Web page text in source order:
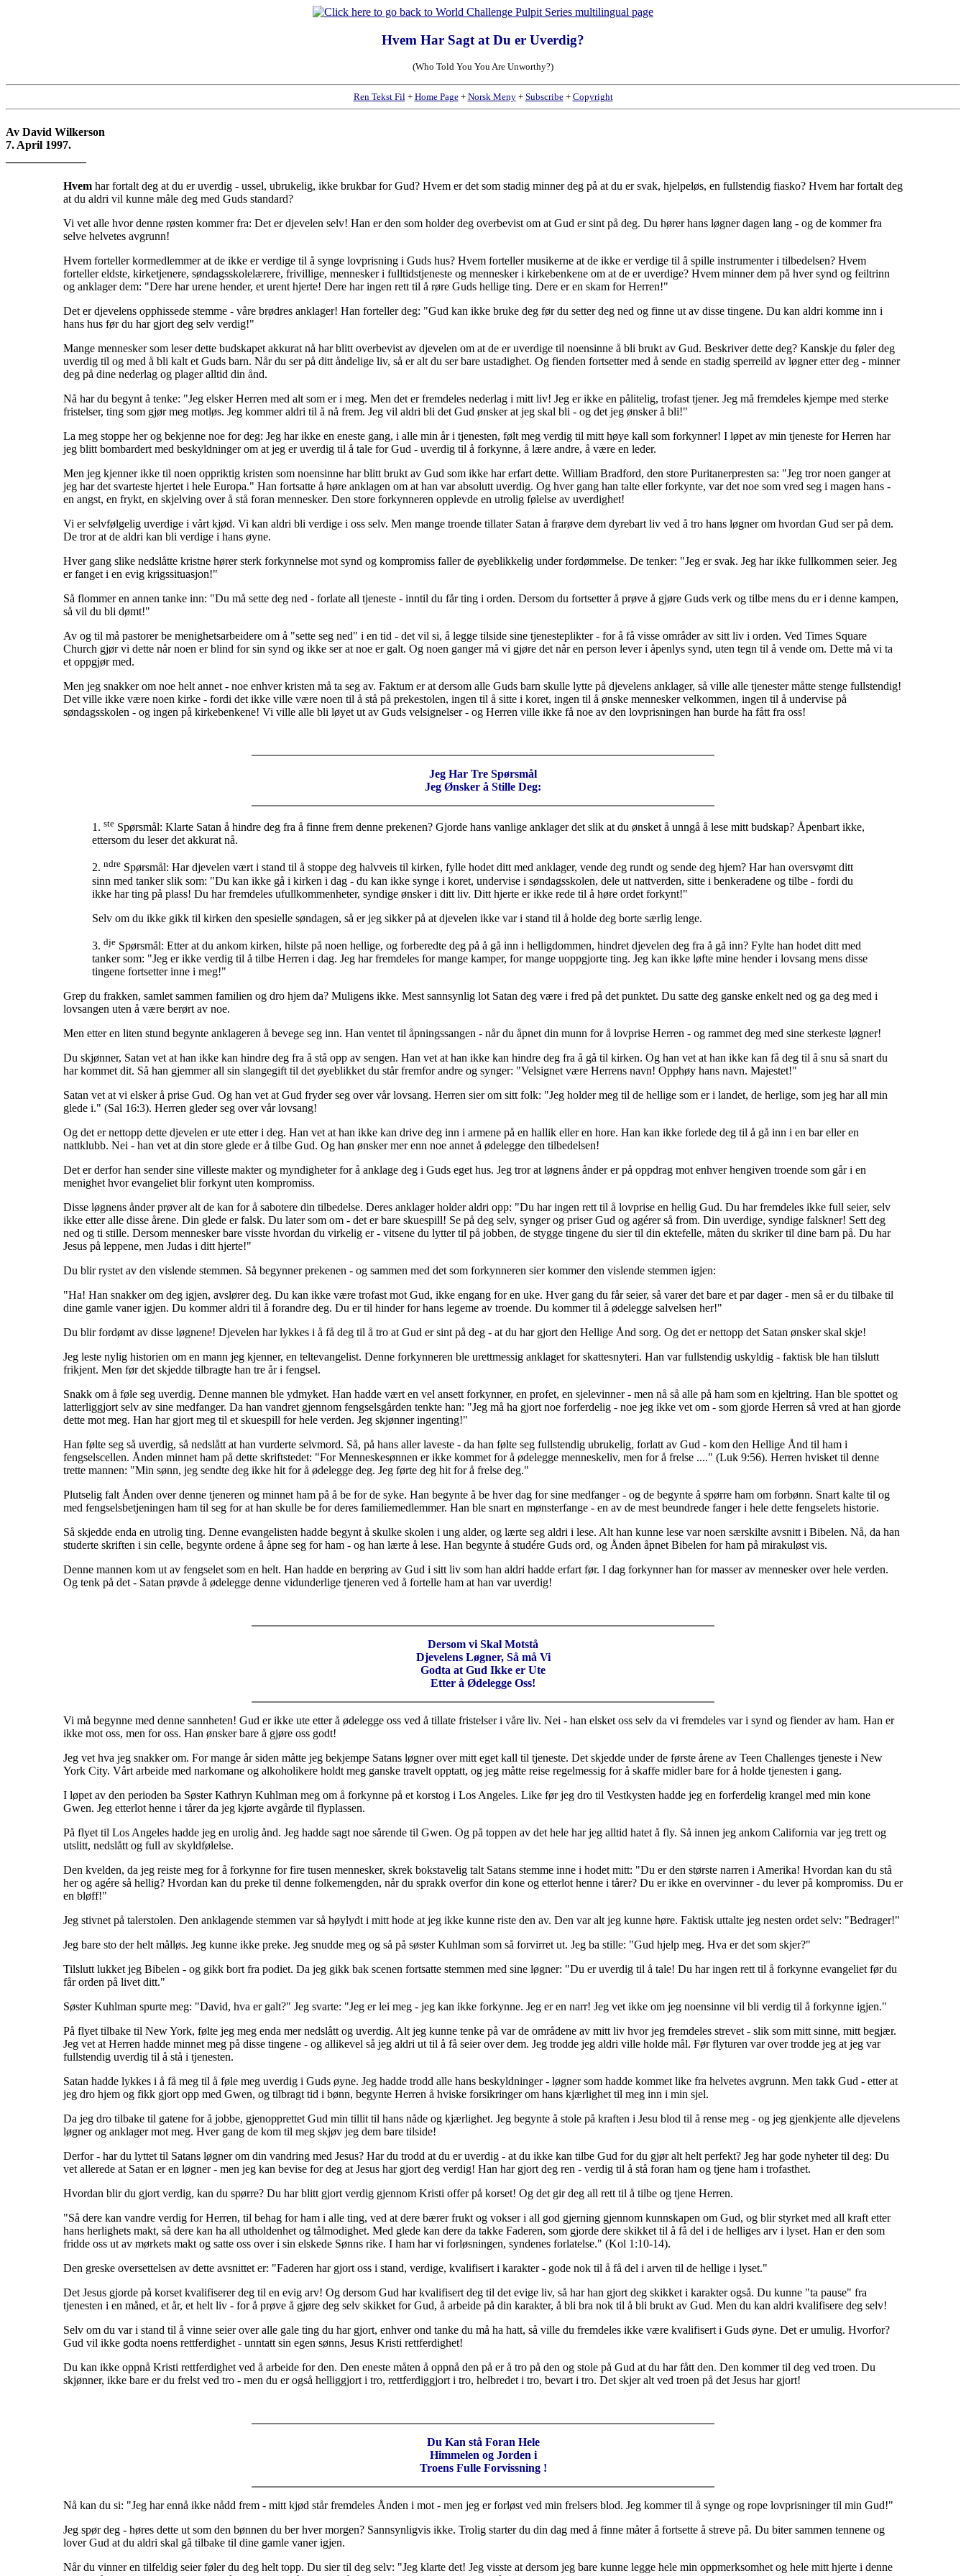
Hvem Har Sagt at Du er Uverdig?
(Who Told You You Are Unworthy?)
Ren Tekst Fil+ Home Page+ Norsk Meny+ Subscribe+ Copyright
Av David Wilkerson
7. April 1997.
Hvem har fortalt deg at du er uverdig - ussel, ubrukelig, ikke brukbar for Gud? Hvem er det som stadig minner deg på at du er svak, hjelpeløs, en fullstendig fiasko? Hvem har fortalt deg
at du aldri vil kunne måle deg med Guds standard?
Vi vet alle hvor denne røsten kommer fra: Det er djevelen selv! Han er den som holder deg overbevist om at Gud er sint på deg. Du hører hans løgner dagen lang - og de kommer fra
selve helvetes avgrunn!
Hvem forteller kormedlemmer at de ikke er verdige til å synge lovprisning i Guds hus? Hvem forteller musikerne at de ikke er verdige til å spille instrumenter i tilbedelsen? Hvem
forteller eldste, kirketjenere, søndagsskolelærere, frivillige, mennesker i fulltidstjeneste og mennesker i kirkebenkene om at de er uverdige? Hvem minner dem på hver synd og feiltrinn
og anklager dem: "Dere har urene hender, et urent hjerte! Dere har ingen rett til å røre Guds hellige ting. Dere er en skam for Herren!"
Det er djevelens opphissede stemme - våre brødres anklager! Han forteller deg: "Gud kan ikke bruke deg før du setter deg ned og finne ut av disse tingene. Du kan aldri komme inn i
hans hus før du har gjort deg selv verdig!"
Mange mennesker som leser dette budskapet akkurat nå har blitt overbevist av djevelen om at de er uverdige til noensinne å bli brukt av Gud. Beskriver dette deg? Kanskje du føler deg
uverdig til og med å bli kalt et Guds barn. Når du ser på ditt åndelige liv, så er alt du ser bare ustadighet. Og fienden fortsetter med å sende en stadig sperreild av løgner etter deg - minner
deg på dine nederlag og plager alltid din ånd.
Nå har du begynt å tenke: "Jeg elsker Herren med alt som er i meg. Men det er fremdeles nederlag i mitt liv! Jeg er ikke en pålitelig, trofast tjener. Jeg må fremdeles kjempe med sterke
fristelser, ting som gjør meg motløs. Jeg kommer aldri til å nå frem. Jeg vil aldri bli det Gud ønsker at jeg skal bli - og det jeg ønsker å bli!"
La meg stoppe her og bekjenne noe for deg: Jeg har ikke en eneste gang, i alle min år i tjenesten, følt meg verdig til mitt høye kall som forkynner! I løpet av min tjeneste for Herren har
jeg blitt bombardert med beskyldninger om at jeg er uverdig til å tale for Gud - uverdig til å forkynne, å lære andre, å være en leder.
Men jeg kjenner ikke til noen oppriktig kristen som noensinne har blitt brukt av Gud som ikke har erfart dette. William Bradford, den store Puritanerpresten sa: "Jeg tror noen ganger at
jeg har det svarteste hjertet i hele Europa." Han fortsatte å høre anklagen om at han var absolutt uverdig. Og hver gang han talte eller forkynte, var det noe som vred seg i magen hans -
en angst, en frykt, en skjelving over å stå foran mennesker. Den store forkynneren opplevde en utrolig følelse av uverdighet!
Vi er selvfølgelig uverdige i vårt kjød. Vi kan aldri bli verdige i oss selv. Men mange troende tillater Satan å frarøve dem dyrebart liv ved å tro hans løgner om hvordan Gud ser på dem.
De tror at de aldri kan bli verdige i hans øyne.
Hver gang slike nedslåtte kristne hører sterk forkynnelse mot synd og kompromiss faller de øyeblikkelig under fordømmelse. De tenker: "Jeg er svak. Jeg har ikke fullkommen seier. Jeg
er fanget i en evig krigssituasjon!"
Så flommer en annen tanke inn: "Du må sette deg ned - forlate all tjeneste - inntil du får ting i orden. Dersom du fortsetter å prøve å gjøre Guds verk og tilbe mens du er i denne kampen,
så vil du bli dømt!"
Av og til må pastorer be menighetsarbeidere om å "sette seg ned" i en tid - det vil si, å legge tilside sine tjenesteplikter - for å få visse områder av sitt liv i orden. Ved Times Square
Church gjør vi dette når noen er blind for sin synd og ikke ser at noe er galt. Og noen ganger må vi gjøre det når en person lever i åpenlys synd, uten tegn til å vende om. Dette må vi ta
et oppgjør med.
Men jeg snakker om noe helt annet - noe enhver kristen må ta seg av. Faktum er at dersom alle Guds barn skulle lytte på djevelens anklager, så ville alle tjenester måtte stenge fullstendig!
Det ville ikke være noen kirke - fordi det ikke ville være noen til å stå på prekestolen, ingen til å sitte i koret, ingen til å ønske mennesker velkommen, ingen til å undervise på
søndagsskolen - og ingen på kirkebenkene! Vi ville alle bli løyet ut av Guds velsignelser - og Herren ville ikke få noe av den lovprisningen han burde ha fått fra oss!
Jeg Har Tre Spørsmål
Jeg Ønsker å Stille Deg:
1. ste Spørsmål: Klarte Satan å hindre deg fra å finne frem denne prekenen? Gjorde hans vanlige anklager det slik at du ønsket å unngå å lese mitt budskap? Åpenbart ikke,
ettersom du leser det akkurat nå.
2. ndre Spørsmål: Har djevelen vært i stand til å stoppe deg halvveis til kirken, fylle hodet ditt med anklager, vende deg rundt og sende deg hjem? Har han oversvømt ditt
sinn med tanker slik som: "Du kan ikke gå i kirken i dag - du kan ikke synge i koret, undervise i søndagsskolen, dele ut nattverden, sitte i benkeradene og tilbe - fordi du
ikke har ting på plass! Du har fremdeles ufullkommenheter, syndige ønsker i ditt liv. Ditt hjerte er ikke rede til å høre ordet forkynt!"
Selv om du ikke gikk til kirken den spesielle søndagen, så er jeg sikker på at djevelen ikke var i stand til å holde deg borte særlig lenge.
3. dje Spørsmål: Etter at du ankom kirken, hilste på noen hellige, og forberedte deg på å gå inn i helligdommen, hindret djevelen deg fra å gå inn? Fylte han hodet ditt med
tanker som: "Jeg er ikke verdig til å tilbe Herren i dag. Jeg har fremdeles for mange kamper, for mange uoppgjorte ting. Jeg kan ikke løfte mine hender i lovsang mens disse
tingene fortsetter inne i meg!"
Grep du frakken, samlet sammen familien og dro hjem da? Muligens ikke. Mest sannsynlig lot Satan deg være i fred på det punktet. Du satte deg ganske enkelt ned og ga deg med i
lovsangen uten å være berørt av noe.
Men etter en liten stund begynte anklageren å bevege seg inn. Han ventet til åpningssangen - når du åpnet din munn for å lovprise Herren - og rammet deg med sine sterkeste løgner!
Du skjønner, Satan vet at han ikke kan hindre deg fra å stå opp av sengen. Han vet at han ikke kan hindre deg fra å gå til kirken. Og han vet at han ikke kan få deg til å snu så snart du
har kommet dit. Så han gjemmer all sin slangegift til det øyeblikket du står fremfor andre og synger: "Velsignet være Herrens navn! Opphøy hans navn. Majestet!"
Satan vet at vi elsker å prise Gud. Og han vet at Gud fryder seg over vår lovsang. Herren sier om sitt folk: "Jeg holder meg til de hellige som er i landet, de herlige, som jeg har all min
glede i." (Sal 16:3). Herren gleder seg over vår lovsang!
Og det er nettopp dette djevelen er ute etter i deg. Han vet at han ikke kan drive deg inn i armene på en hallik eller en hore. Han kan ikke forlede deg til å gå inn i en bar eller en
nattklubb. Nei - han vet at din store glede er å tilbe Gud. Og han ønsker mer enn noe annet å ødelegge den tilbedelsen!
Det er derfor han sender sine villeste makter og myndigheter for å anklage deg i Guds eget hus. Jeg tror at løgnens ånder er på oppdrag mot enhver hengiven troende som går i en
menighet hvor evangeliet blir forkynt uten kompromiss.
Disse løgnens ånder prøver alt de kan for å sabotere din tilbedelse. Deres anklager holder aldri opp: "Du har ingen rett til å lovprise en hellig Gud. Du har fremdeles ikke full seier, selv
ikke etter alle disse årene. Din glede er falsk. Du later som om - det er bare skuespill! Se på deg selv, synger og priser Gud og agérer så from. Din uverdige, syndige falskner! Sett deg
ned og ti stille. Dersom mennesker bare visste hvordan du virkelig er - vitsene du lytter til på jobben, de stygge tingene du sier til din ektefelle, måten du skriker til dine barn på. Du har
Jesus på leppene, men Judas i ditt hjerte!"
Du blir rystet av den vislende stemmen. Så begynner prekenen - og sammen med det som forkynneren sier kommer den vislende stemmen igjen:
"Ha! Han snakker om deg igjen, avslører deg. Du kan ikke være trofast mot Gud, ikke engang for en uke. Hver gang du får seier, så varer det bare et par dager - men så er du tilbake til
dine gamle vaner igjen. Du kommer aldri til å forandre deg. Du er til hinder for hans legeme av troende. Du kommer til å ødelegge salvelsen her!"
Du blir fordømt av disse løgnene! Djevelen har lykkes i å få deg til å tro at Gud er sint på deg - at du har gjort den Hellige Ånd sorg. Og det er nettopp det Satan ønsker skal skje!
Jeg leste nylig historien om en mann jeg kjenner, en teltevangelist. Denne forkynneren ble urettmessig anklaget for skattesnyteri. Han var fullstendig uskyldig - faktisk ble han tilslutt
frikjent. Men før det skjedde tilbragte han tre år i fengsel.
Snakk om å føle seg uverdig. Denne mannen ble ydmyket. Han hadde vært en vel ansett forkynner, en profet, en sjelevinner - men nå så alle på ham som en kjeltring. Han ble spottet og
latterliggjort selv av sine medfanger. Da han vandret gjennom fengselsgården tenkte han: "Jeg må ha gjort noe forferdelig - noe jeg ikke vet om - som gjorde Herren så vred at han gjorde
dette mot meg. Han har gjort meg til et skuespill for hele verden. Jeg skjønner ingenting!"
Han følte seg så uverdig, så nedslått at han vurderte selvmord. Så, på hans aller laveste - da han følte seg fullstendig ubrukelig, forlatt av Gud - kom den Hellige Ånd til ham i
fengselscellen. Ånden minnet ham på dette skriftstedet: "For Menneskesønnen er ikke kommet for å ødelegge menneskeliv, men for å frelse ...." (Luk 9:56). Herren hvisket til denne
trette mannen: "Min sønn, jeg sendte deg ikke hit for å ødelegge deg. Jeg førte deg hit for å frelse deg."
Plutselig falt Ånden over denne tjeneren og minnet ham på å be for de syke. Han begynte å be hver dag for sine medfanger - og de begynte å spørre ham om forbønn. Snart kalte til og
med fengselsbetjeningen ham til seg for at han skulle be for deres familiemedlemmer. Han ble snart en mønsterfange - en av de mest beundrede fanger i hele dette fengselets historie.
Så skjedde enda en utrolig ting. Denne evangelisten hadde begynt å skulke skolen i ung alder, og lærte seg aldri i lese. Alt han kunne lese var noen særskilte avsnitt i Bibelen. Nå, da han
studerte skriften i sin celle, begynte ordene å åpne seg for ham - og han lærte å lese. Han begynte å studére Guds ord, og Ånden åpnet Bibelen for ham på mirakuløst vis.
Denne mannen kom ut av fengselet som en helt. Han hadde en berøring av Gud i sitt liv som han aldri hadde erfart før. I dag forkynner han for masser av mennesker over hele verden.
Og tenk på det - Satan prøvde å ødelegge denne vidunderlige tjeneren ved å fortelle ham at han var uverdig!
Dersom vi Skal Motstå
Djevelens Løgner, Så må Vi
Godta at Gud Ikke er Ute
Etter å Ødelegge Oss!
Vi må begynne med denne sannheten! Gud er ikke ute etter å ødelegge oss ved å tillate fristelser i våre liv. Nei - han elsket oss selv da vi fremdeles var i synd og fiender av ham. Han er
ikke mot oss, men for oss. Han ønsker bare å gjøre oss godt!
Jeg vet hva jeg snakker om. For mange år siden måtte jeg bekjempe Satans løgner over mitt eget kall til tjeneste. Det skjedde under de første årene av Teen Challenges tjeneste i New
York City. Vårt arbeide med narkomane og alkoholikere holdt meg ganske travelt opptatt, og jeg måtte reise regelmessig for å skaffe midler bare for å holde tjenesten i gang.
I løpet av den perioden ba Søster Kathryn Kuhlman meg om å forkynne på et korstog i Los Angeles. Like før jeg dro til Vestkysten hadde jeg en forferdelig krangel med min kone
Gwen. Jeg etterlot henne i tårer da jeg kjørte avgårde til flyplassen.
På flyet til Los Angeles hadde jeg en urolig ånd. Jeg hadde sagt noe sårende til Gwen. Og på toppen av det hele har jeg alltid hatet å fly. Så innen jeg ankom California var jeg trett og
utslitt, nedslått og full av skyldfølelse.
Den kvelden, da jeg reiste meg for å forkynne for fire tusen mennesker, skrek bokstavelig talt Satans stemme inne i hodet mitt: "Du er den største narren i Amerika! Hvordan kan du stå
her og agére så hellig? Hvordan kan du preke til denne folkemengden, når du sprakk overfor din kone og etterlot henne i tårer? Du er ikke en overvinner - du lever på kompromiss. Du er
en bløff!"
Jeg stivnet på talerstolen. Den anklagende stemmen var så høylydt i mitt hode at jeg ikke kunne riste den av. Den var alt jeg kunne høre. Faktisk uttalte jeg nesten ordet selv: "Bedrager!"
Jeg bare sto der helt målløs. Jeg kunne ikke preke. Jeg snudde meg og så på søster Kuhlman som så forvirret ut. Jeg ba stille: "Gud hjelp meg. Hva er det som skjer?"
Tilslutt lukket jeg Bibelen - og gikk bort fra podiet. Da jeg gikk bak scenen fortsatte stemmen med sine løgner: "Du er uverdig til å tale! Du har ingen rett til å forkynne evangeliet før du
får orden på livet ditt."
Søster Kuhlman spurte meg: "David, hva er galt?" Jeg svarte: "Jeg er lei meg - jeg kan ikke forkynne. Jeg er en narr! Jeg vet ikke om jeg noensinne vil bli verdig til å forkynne igjen."
På flyet tilbake til New York, følte jeg meg enda mer nedslått og uverdig. Alt jeg kunne tenke på var de områdene av mitt liv hvor jeg fremdeles strevet - slik som mitt sinne, mitt begjær.
Jeg vet at Herren hadde minnet meg på disse tingene - og allikevel så jeg aldri ut til å få seier over dem. Jeg trodde jeg aldri ville holde mål. Før flyturen var over trodde jeg at jeg var
fullstendig uverdig til å stå i tjenesten.
Satan hadde lykkes i å få meg til å føle meg uverdig i Guds øyne. Jeg hadde trodd alle hans beskyldninger - løgner som hadde kommet like fra helvetes avgrunn. Men takk Gud - etter at
jeg dro hjem og fikk gjort opp med Gwen, og tilbragt tid i bønn, begynte Herren å hviske forsikringer om hans kjærlighet til meg inn i min sjel.
Da jeg dro tilbake til gatene for å jobbe, gjenopprettet Gud min tillit til hans nåde og kjærlighet. Jeg begynte å stole på kraften i Jesu blod til å rense meg - og jeg gjenkjente alle djevelens
løgner og anklager mot meg. Hver gang de kom til meg skjøv jeg dem bare tilside!
Derfor - har du lyttet til Satans løgner om din vandring med Jesus? Har du trodd at du er uverdig - at du ikke kan tilbe Gud for du gjør alt helt perfekt? Jeg har gode nyheter til deg: Du
vet allerede at Satan er en løgner - men jeg kan bevise for deg at Jesus har gjort deg verdig! Han har gjort deg ren - verdig til å stå foran ham og tjene ham i trofasthet.
Hvordan blir du gjort verdig, kan du spørre? Du har blitt gjort verdig gjennom Kristi offer på korset! Og det gir deg all rett til å tilbe og tjene Herren.
"Så dere kan vandre verdig for Herren, til behag for ham i alle ting, ved at dere bærer frukt og vokser i all god gjerning gjennom kunnskapen om Gud, og blir styrket med all kraft etter
hans herlighets makt, så dere kan ha all utholdenhet og tålmodighet. Med glede kan dere da takke Faderen, som gjorde dere skikket til å få del i de helliges arv i lyset. Han er den som
fridde oss ut av mørkets makt og satte oss over i sin elskede Sønns rike. I ham har vi forløsningen, syndenes forlatelse." (Kol 1:10-14).
Den greske oversettelsen av dette avsnittet er: "Faderen har gjort oss i stand, verdige, kvalifisert i karakter - gode nok til å få del i arven til de hellige i lyset."
Det Jesus gjorde på korset kvalifiserer deg til en evig arv! Og dersom Gud har kvalifisert deg til det evige liv, så har han gjort deg skikket i karakter også. Du kunne "ta pause" fra
tjenesten i en måned, et år, et helt liv - for å prøve å gjøre deg selv skikket for Gud, å arbeide på din karakter, å bli bra nok til å bli brukt av Gud. Men du kan aldri kvalifisere deg selv!
Selv om du var i stand til å vinne seier over alle gale ting du har gjort, enhver ond tanke du må ha hatt, så ville du fremdeles ikke være kvalifisert i Guds øyne. Det er umulig. Hvorfor?
Gud vil ikke godta noens rettferdighet - unntatt sin egen sønns, Jesus Kristi rettferdighet!
Du kan ikke oppnå Kristi rettferdighet ved å arbeide for den. Den eneste måten å oppnå den på er å tro på den og stole på Gud at du har fått den. Den kommer til deg ved troen. Du
skjønner, ikke bare er du frelst ved tro - men du er også helliggjort i tro, rettferdiggjort i tro, helbredet i tro, bevart i tro. Det skjer alt ved troen på det Jesus har gjort!
Du Kan stå Foran Hele
Himmelen og Jorden i
Troens Fulle Forvissning !
Nå kan du si: "Jeg har ennå ikke nådd frem - mitt kjød står fremdeles Ånden i mot - men jeg er forløst ved min frelsers blod. Jeg kommer til å synge og rope lovprisninger til min Gud!"
Jeg spør deg - høres dette ut som den bønnen du ber hver morgen? Sannsynligvis ikke. Trolig starter du din dag med å finne måter å fortsette å streve på. Du biter sammen tennene og
lover Gud at du aldri skal gå tilbake til dine gamle vaner igjen.
Når du vinner en tilfeldig seier føler du deg helt topp. Du sier til deg selv: "Jeg klarte det! Jeg visste at dersom jeg bare kunne legge hele min oppmerksomhet og hele mitt hjerte i denne